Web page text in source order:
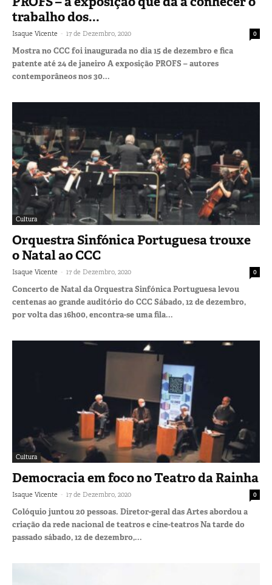
trabalho dos...
Isaque Vicente - 17 de Dezembro, 2020 0
Mostra no CCC foi inaugurada no dia 15 de dezembro e fica
patente até 24 de janeiro A exposição PROFS – autores
contemporâneos nos 30...
Cultura
Orquestra Sinfónica Portuguesa trouxe
o Natal ao CCC
Isaque Vicente - 17 de Dezembro, 2020 0
Concerto de Natal da Orquestra Sinfónica Portuguesa levou
centenas ao grande auditório do CCC Sábado, 12 de dezembro,
por volta das 16h00, encontra-se uma fila...
Cultura
Democracia em foco no Teatro da Rainha
Isaque Vicente - 17 de Dezembro, 2020 0
Colóquio juntou 20 pessoas. Diretor-geral das Artes abordou a
criação da rede nacional de teatros e cine-teatros Na tarde do
passado sábado, 12 de dezembro,...